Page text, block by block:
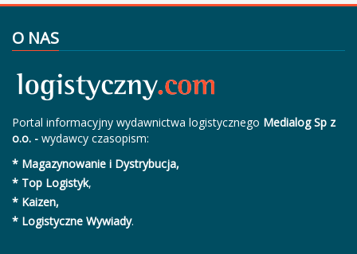
O NAS
Portal informacyjny wydawnictwa logistycznego Medialog Sp z
o.o. - wydawcy czasopism:
* Magazynowanie i Dystrybucja,
* Top Logistyk,
* Kaizen,
* Logistyczne Wywiady.